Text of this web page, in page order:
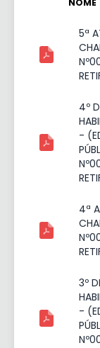
NOME
5ª
4º
-
4ª
3º
-